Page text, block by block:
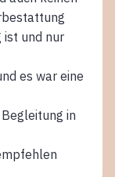
ist und nur
es war eine
in